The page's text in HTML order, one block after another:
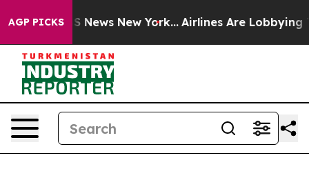
AGP PICKS
CBS News New York... Airlines Are Lobbying To